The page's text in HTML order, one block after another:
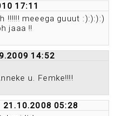
17:11
!!!!!! meeega guuut :):):):)
jaaa !!
14:52
u. Femke!!!!
21.10.2008 05:28